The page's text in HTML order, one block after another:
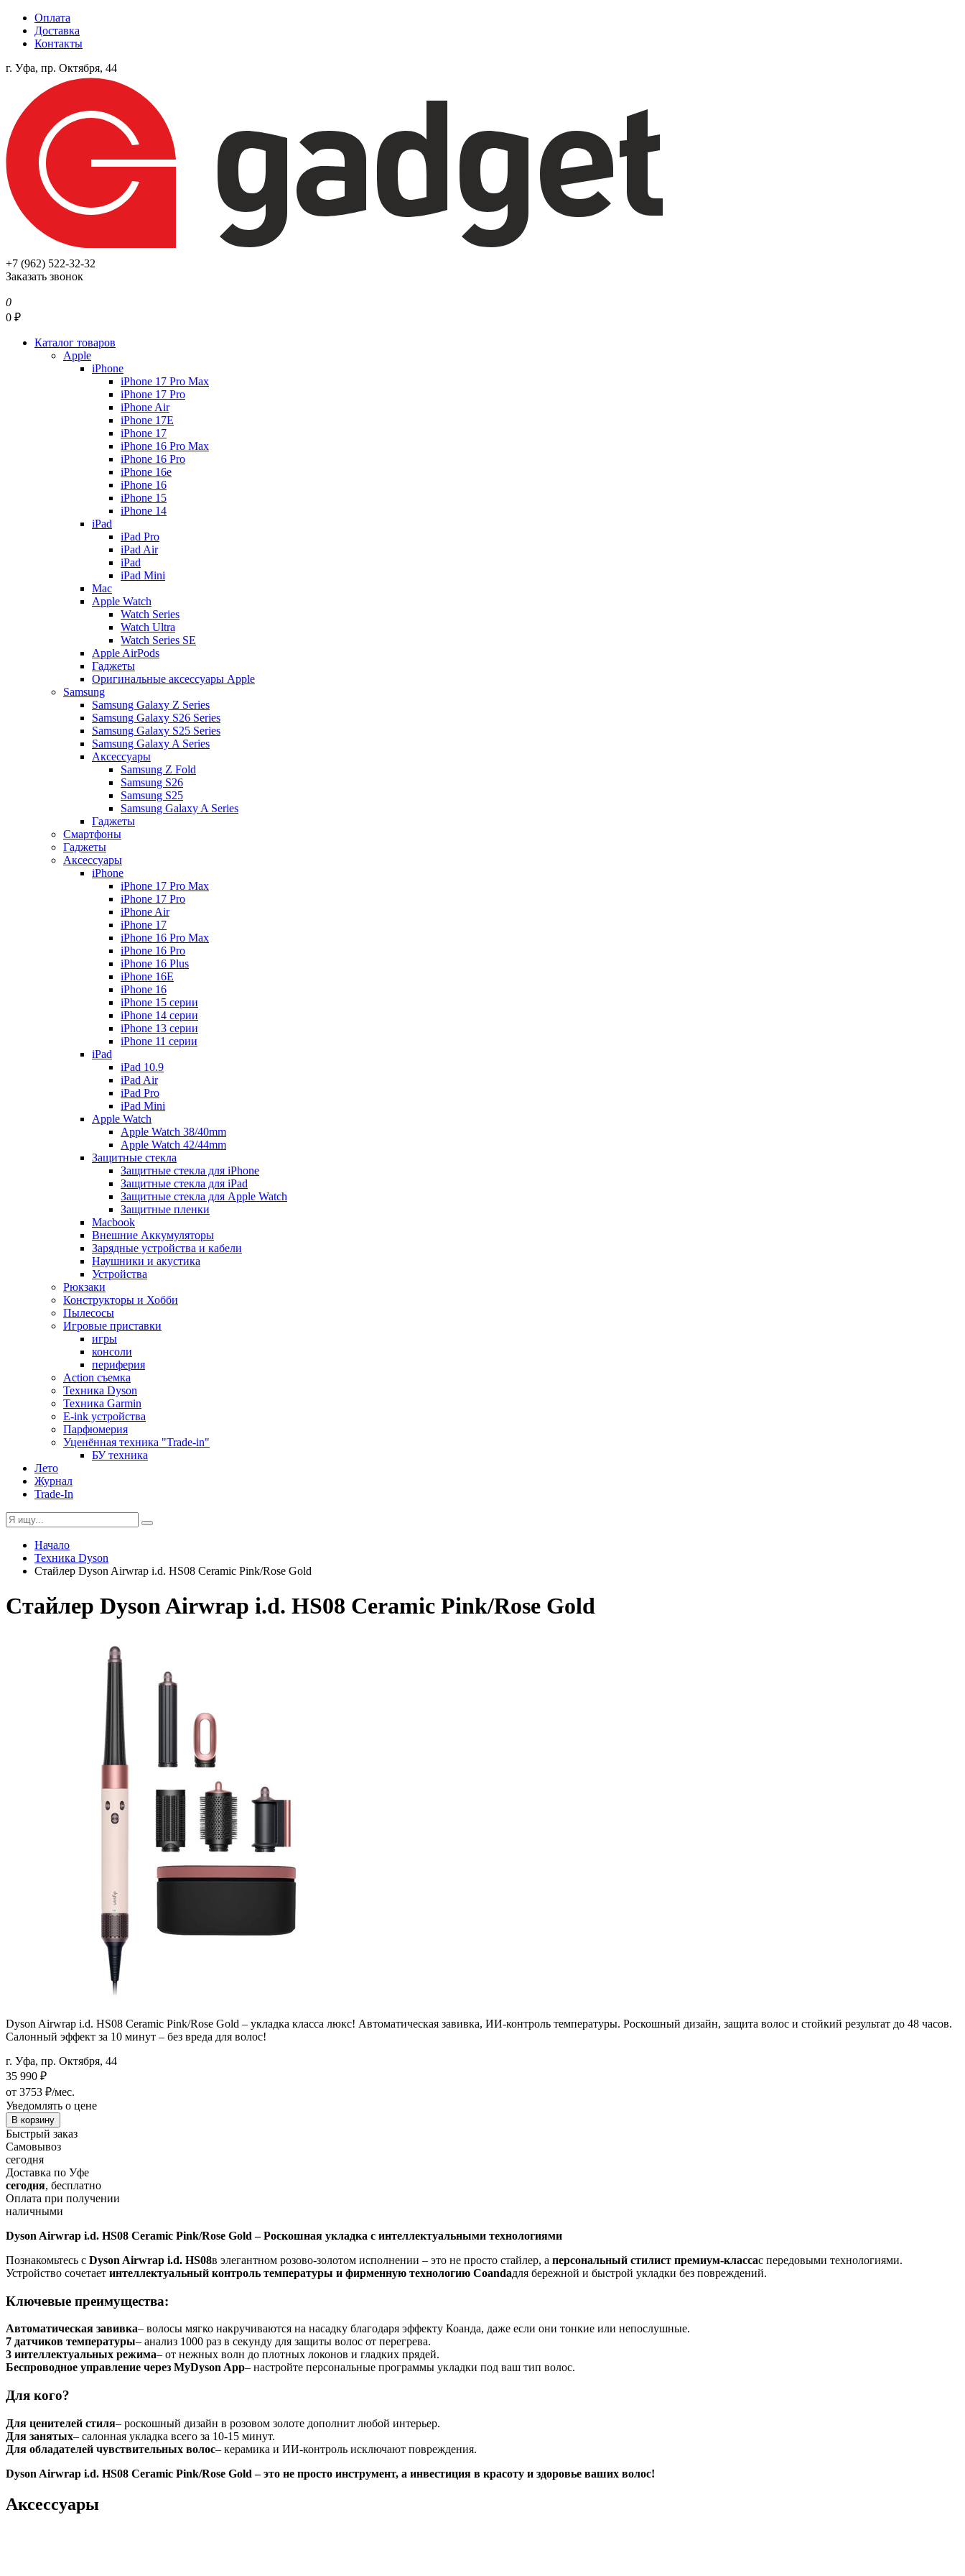
Оплата
Доставка
Контакты
г. Уфа, пр. Октября, 44
+7 (962) 522-32-32
Заказать звонок
0
0 ₽
Каталог товаров
Apple
iPhone
iPhone 17 Pro Max
iPhone 17 Pro
iPhone Air
iPhone 17E
iPhone 17
iPhone 16 Pro Max
iPhone 16 Pro
iPhone 16e
iPhone 16
iPhone 15
iPhone 14
iPad
iPad Pro
iPad Air
iPad
iPad Mini
Mac
Apple Watch
Watch Series
Watch Ultra
Watch Series SE
Apple AirPods
Гаджеты
Оригинальные аксессуары Apple
Samsung
Samsung Galaxy Z Series
Samsung Galaxy S26 Series
Samsung Galaxy S25 Series
Samsung Galaxy A Series
Аксессуары
Samsung Z Fold
Samsung S26
Samsung S25
Samsung Galaxy A Series
Гаджеты
Смартфоны
Гаджеты
Аксессуары
iPhone
iPhone 17 Pro Max
iPhone 17 Pro
iPhone Air
iPhone 17
iPhone 16 Pro Max
iPhone 16 Pro
iPhone 16 Plus
iPhone 16E
iPhone 16
iPhone 15 серии
iPhone 14 серии
iPhone 13 серии
iPhone 11 серии
iPad
iPad 10.9
iPad Air
iPad Pro
iPad Mini
Apple Watch
Apple Watch 38/40mm
Apple Watch 42/44mm
Защитные стекла
Защитные стекла для iPhone
Защитные стекла для iPad
Защитные стекла для Apple Watch
Защитные пленки
Macbook
Внешние Аккумуляторы
Зарядные устройства и кабели
Наушники и акустика
Устройства
Рюкзаки
Конструкторы и Хобби
Пылесосы
Игровые приставки
игры
консоли
периферия
Action съемка
Техника Dyson
Техника Garmin
E-ink устройства
Парфюмерия
Уценённая техника "Trade-in"
БУ техника
Лето
Журнал
Trade-In
Начало
Техника Dyson
Стайлер Dyson Airwrap i.d. HS08 Ceramic Pink/Rose Gold
Стайлер Dyson Airwrap i.d. HS08 Ceramic Pink/Rose Gold
Dyson Airwrap i.d. HS08 Ceramic Pink/Rose Gold – укладка класса люкс! Автоматическая завивка, ИИ-контроль температуры. Роскошный дизайн, защита волос и стойкий результат до 48 часов.
Салонный эффект за 10 минут – без вреда для волос!
г. Уфа, пр. Октября, 44
35 990 ₽
от 3753 ₽/мес.
Уведомлять о цене
В корзину
Быстрый заказ
Самовывоз
сегодня
Доставка по Уфе
сегодня, бесплатно
Оплата при получении
наличными
Dyson Airwrap i.d. HS08 Ceramic Pink/Rose Gold – Роскошная укладка с интеллектуальными технологиями
Познакомьтесь с Dyson Airwrap i.d. HS08в элегантном розово-золотом исполнении – это не просто стайлер, а персональный стилист премиум-классас передовыми технологиями.
Устройство сочетает интеллектуальный контроль температуры и фирменную технологию Coandaдля бережной и быстрой укладки без повреждений.
Ключевые преимущества:
Автоматическая завивка– волосы мягко накручиваются на насадку благодаря эффекту Коанда, даже если они тонкие или непослушные.
7 датчиков температуры– анализ 1000 раз в секунду для защиты волос от перегрева.
3 интеллектуальных режима– от нежных волн до плотных локонов и гладких прядей.
Беспроводное управление через MyDyson App– настройте персональные программы укладки под ваш тип волос.
Для кого?
Для ценителей стиля– роскошный дизайн в розовом золоте дополнит любой интерьер.
Для занятых– салонная укладка всего за 10-15 минут.
Для обладателей чувствительных волос– керамика и ИИ-контроль исключают повреждения.
Dyson Airwrap i.d. HS08 Ceramic Pink/Rose Gold – это не просто инструмент, а инвестиция в красоту и здоровье ваших волос!
Аксессуары